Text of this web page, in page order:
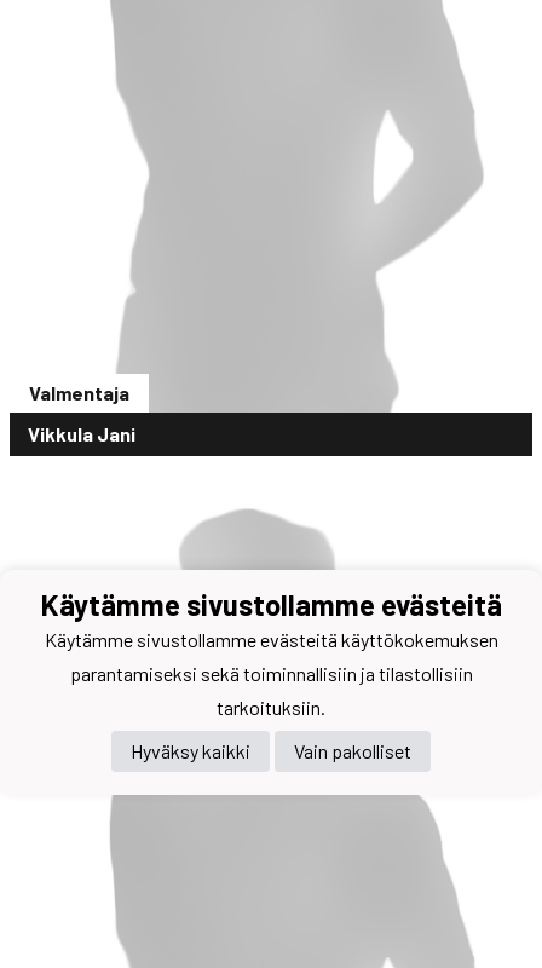
Valmentaja
Vikkula Jani
Käytämme sivustollamme evästeitä
Käytämme sivustollamme evästeitä käyttökokemuksen
parantamiseksi sekä toiminnallisiin ja tilastollisiin
tarkoituksiin.
Hyväksy kaikki
Vain pakolliset